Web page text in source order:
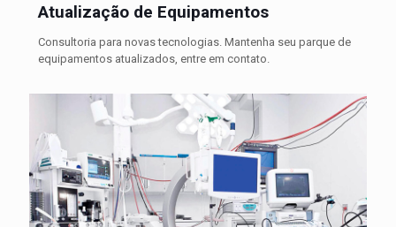
Atualização de Equipamentos
Consultoria para novas tecnologias. Mantenha seu parque de
equipamentos atualizados, entre em contato.